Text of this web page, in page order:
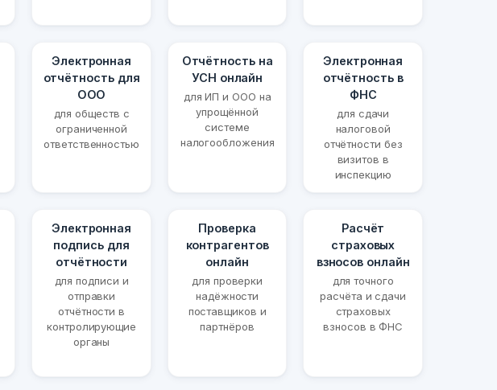
Электронная
отчётность для
ООО
для обществ с
ограниченной
ответственностью
Отчётность на
УСН онлайн
для ИП и ООО на
упрощённой
системе
налогообложения
Электронная
отчётность в
ФНС
для сдачи
налоговой
отчётности без
визитов в
инспекцию
Электронная
подпись для
отчётности
для подписи и
отправки
отчётности в
контролирующие
органы
Проверка
контрагентов
онлайн
для проверки
надёжности
поставщиков и
партнёров
Расчёт
страховых
взносов онлайн
для точного
расчёта и сдачи
страховых
взносов в ФНС